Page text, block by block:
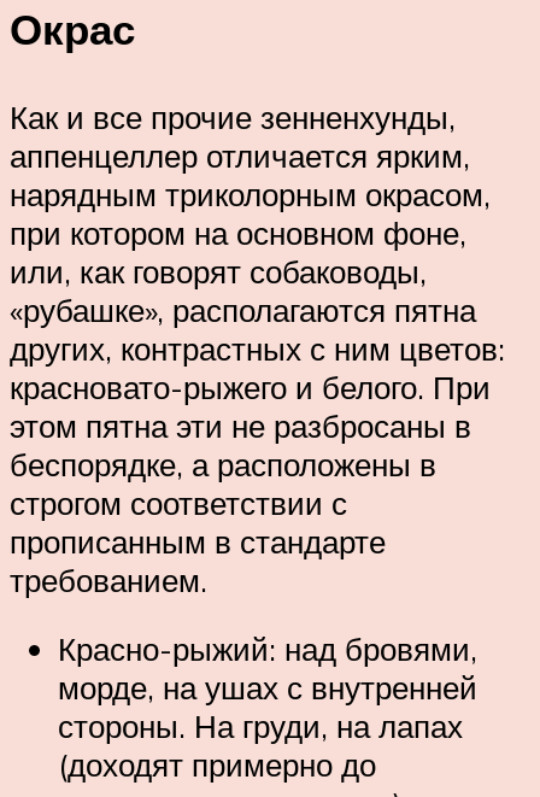
Окрас
Как и все прочие зенненхунды,
аппенцеллер отличается ярким,
нарядным триколорным окрасом,
при котором на основном фоне,
или, как говорят собаководы,
«рубашке», располагаются пятна
других, контрастных с ним цветов:
красновато-рыжего и белого. При
этом пятна эти не разбросаны в
беспорядке, а расположены в
строгом соответствии с
прописанным в стандарте
требованием.
Красно-рыжий: над бровями,
морде, на ушах с внутренней
стороны. На груди, на лапах
(доходят примерно до